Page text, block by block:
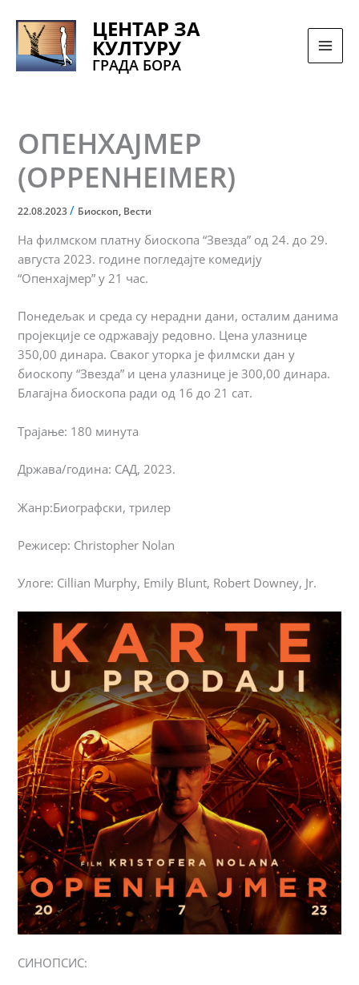
sadržaj
ЦЕНТАР ЗА
КУЛТУРУ
ГРАДА БОРА
ОПЕНХАЈМЕР
(OPPENHEIMER)
22.08.2023/ Биоскоп Вести
На филмском платну биоскопа “Звезда” од 24. до 29.
августа 2023. године погледајте комедију
“Опенхајмер” у 21 час.
Понедељак и среда су нерадни дани, осталим данима
пројекције се одржавају редовно. Цена улазнице
350,00 динара. Сваког уторка је филмски дан у
биоскопу “Звезда” и цена улазнице је 300,00 динара.
Благајна биоскопа ради од 16 до 21 сат.
Трајање: 180 минута
Држава/година: САД, 2023.
Жанр:Биографски, трилер
Режисер: Christopher Nolan
Улоге: Cillian Murphy, Emily Blunt, Robert Downey, Jr.
СИНОПСИС: